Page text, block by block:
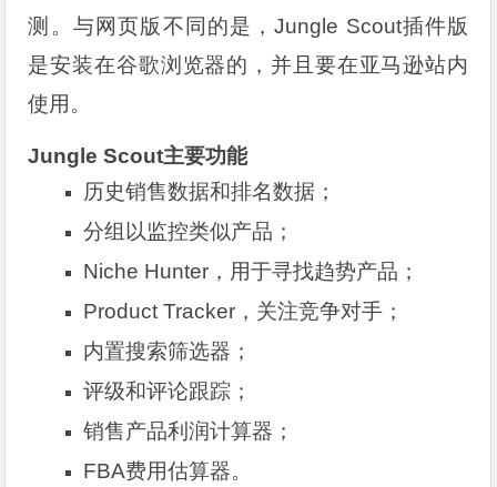
测。与网页版不同的是，Jungle Scout插件版
是安装在谷歌浏览器的，并且要在亚马逊站内
使用。
Jungle Scout主要功能
历史销售数据和排名数据；
分组以监控类似产品；
Niche Hunter，用于寻找趋势产品；
Product Tracker，关注竞争对手；
内置搜索筛选器；
评级和评论跟踪；
销售产品利润计算器；
FBA费用估算器。